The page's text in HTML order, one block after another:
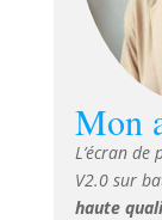
Mon
L’écran
V2.0 sur
haute